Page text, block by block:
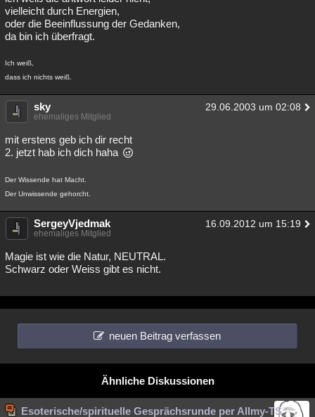
vielleicht durch Energien,
oder die Beeinflussung der Gedanken,
da bin ich überfragt.
Ich weiß,
dass ich nichts weiß.
sky 29.06.2003 um 02:08
ehemaliges Mitglied
mit erstens geb ich dir recht
2. jetzt hab ich dich haha
Der Wissende hat Macht.
Der Unwissende gehorcht.
SergeyVjedmak 16.09.2012 um 15:19
ehemaliges Mitglied
Magie ist wie die Natur, NEUTRAL.
Schwarz oder Weiss gibt es nicht.
neuen Beitrag verfassen
Ähnliche Diskussionen
Esoterische/spirituelle Gesprächsrunde per Allmy-TS